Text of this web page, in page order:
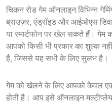
चिकन रोड गेम ऑनलाइन विभिन्न
ब्राउज़र, एंड्रॉइड और आईओएस
या स्मार्टफोन पर खेल सकते हैं।
आपको किसी भी प्रकार का शुल्क
है, जिससे यह सभी के लिए सुलभ है।
गेम को खेलने के लिए आपको केवल
होती है। आप इसे ऑनलाइन